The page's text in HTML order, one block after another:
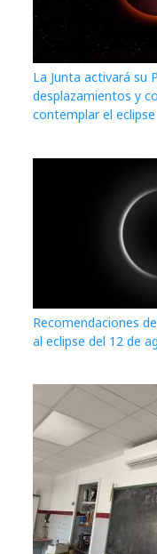
La Junta activará su
desplazamientos y
contemplar el eclipse
Recomendaciones
al eclipse del 12 de